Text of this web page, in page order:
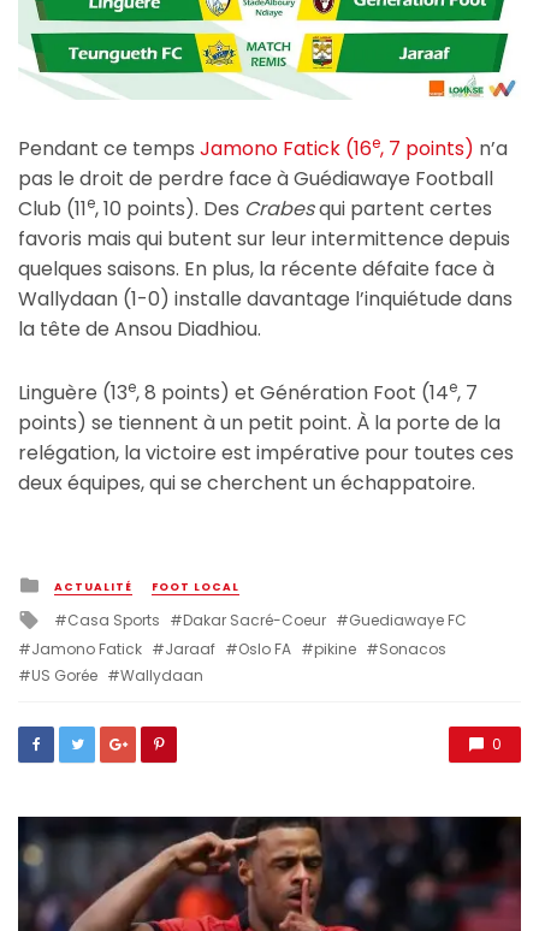
Pendant ce temps Jamono Fatick (16e, 7 points) n’a
pas le droit de perdre face à Guédiawaye Football
Club (11e, 10 points). Des Crabesqui partent certes
favoris mais qui butent sur leur intermittence depuis
quelques saisons. En plus, la récente défaite face à
Wallydaan (1-0) installe davantage l’inquiétude dans
la tête de Ansou Diadhiou.
Linguère (13e, 8 points) et Génération Foot (14e, 7
points) se tiennent à un petit point. À la porte de la
relégation, la victoire est impérative pour toutes ces
deux équipes, qui se cherchent un échappatoire.
Posted
in
ACTUALITÉ FOOT LOCAL
Tagged
with
Casa Sports Dakar Sacré-Coeur
Guediawaye FC
Jamono Fatick
Jaraaf Oslo FA pikine
Sonacos
US Gorée
Wallydaan
0